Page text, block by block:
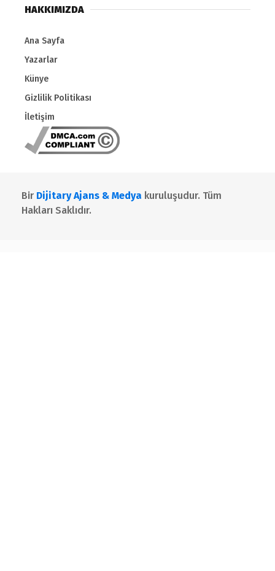
HAKKIMIZDA
Ana Sayfa
Yazarlar
Künye
Gizlilik Politikası
İletişim
Bir Dijitary Ajans & Medya kuruluşudur. Tüm
Hakları Saklıdır.